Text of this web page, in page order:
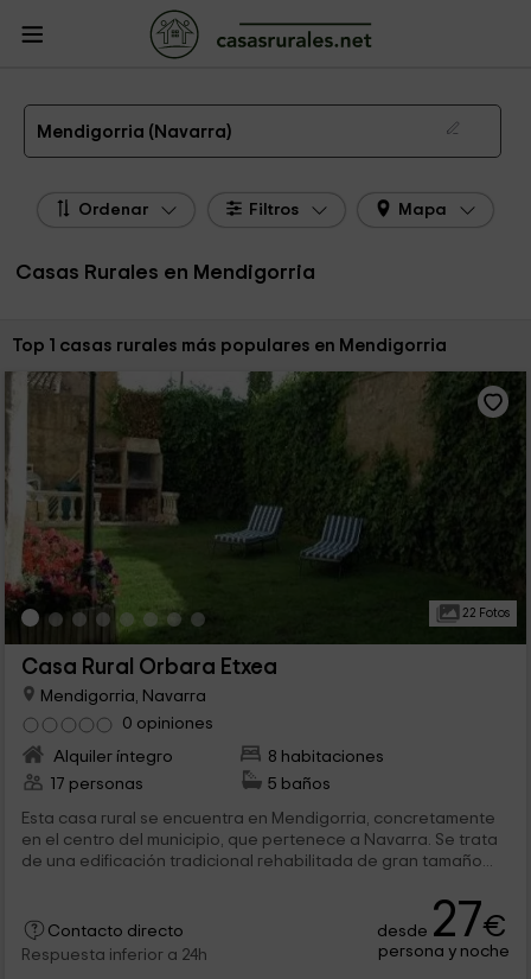
Casas Rurales
Mendigorria
Las 1 mejores casas rurales en Mendigorria de 2026
Mendigorria (Navarra)
Ordenar Filtros Mapa
Casas Rurales en Mendigorria
Ordenar por:
Top 1 casas rurales más populares en Mendigorria
22 Fotos
Casa Rural Orbara Etxea
Mendigorria, Navarra
0 opiniones
Alquiler íntegro
8 habitaciones
17 personas
5 baños
Esta casa rural se encuentra en Mendigorria, concretamente
en el centro del municipio, que pertenece a Navarra. Se trata
de una edificación tradicional rehabilitada de gran tamaño...
Contacto directo
Respuesta inferior a 24h
desde 27€
persona y noche